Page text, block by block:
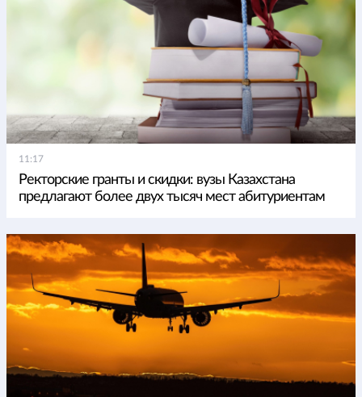
11:17
Ректорские гранты и скидки: вузы Казахстана
предлагают более двух тысяч мест абитуриентам